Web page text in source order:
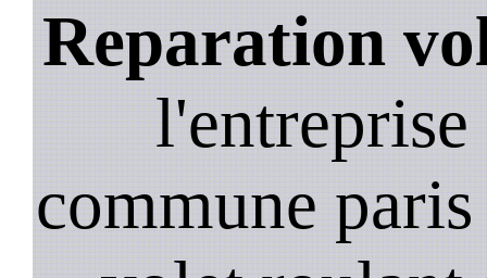
Reparation
commune